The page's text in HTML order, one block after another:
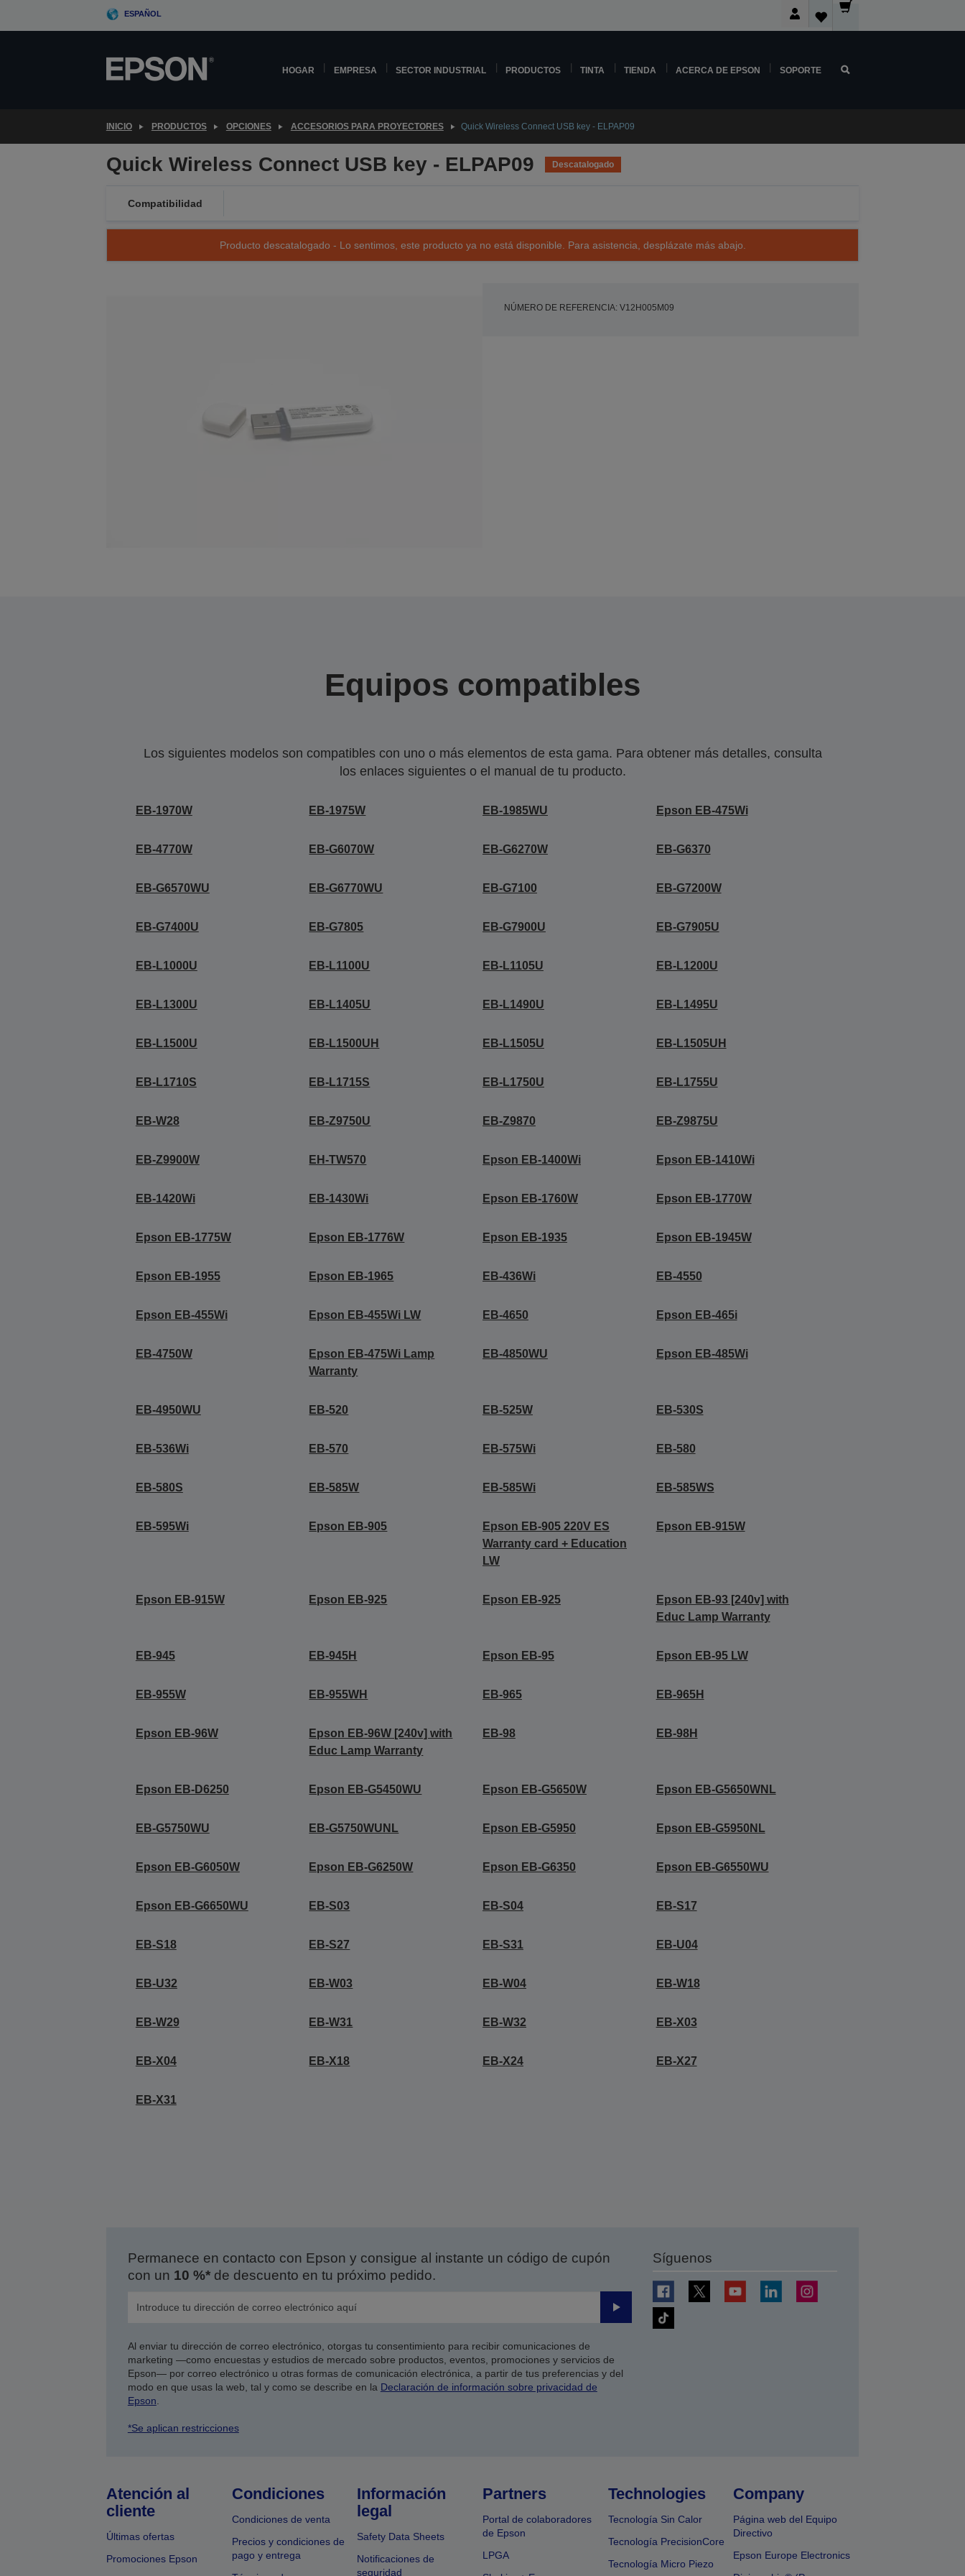
ESPAÑOL
HOGAR EMPRESA SECTOR INDUSTRIAL PRODUCTOS TINTA TIENDA ACERCA DE EPSON SOPORTE
INICIO PRODUCTOS OPCIONES ACCESORIOS PARA PROYECTORES Quick Wireless Connect USB key - ELPAP09
Quick Wireless Connect USB key - ELPAP09 Descatalogado
Compatibilidad
Producto descatalogado - Lo sentimos, este producto ya no está disponible. Para asistencia, desplázate más abajo.
NÚMERO DE REFERENCIA: V12H005M09
Equipos compatibles
Los siguientes modelos son compatibles con uno o más elementos de esta gama. Para obtener más detalles, consulta
los enlaces siguientes o el manual de tu producto.
EB-1970W EB-1975W EB-1985WU Epson EB-475Wi
EB-4770W EB-G6070W EB-G6270W EB-G6370
EB-G6570WU EB-G6770WU EB-G7100 EB-G7200W
EB-G7400U EB-G7805 EB-G7900U EB-G7905U
EB-L1000U EB-L1100U EB-L1105U EB-L1200U
EB-L1300U EB-L1405U EB-L1490U EB-L1495U
EB-L1500U EB-L1500UH EB-L1505U EB-L1505UH
EB-L1710S EB-L1715S EB-L1750U EB-L1755U
EB-W28 EB-Z9750U EB-Z9870 EB-Z9875U
EB-Z9900W EH-TW570 Epson EB-1400Wi Epson EB-1410Wi
EB-1420Wi EB-1430Wi Epson EB-1760W Epson EB-1770W
Epson EB-1775W Epson EB-1776W Epson EB-1935 Epson EB-1945W
Epson EB-1955 Epson EB-1965 EB-436Wi EB-4550
Epson EB-455Wi Epson EB-455Wi LW EB-4650 Epson EB-465i
EB-4750W
Epson EB-475Wi Lamp
Warranty
EB-4850WU Epson EB-485Wi
EB-4950WU EB-520 EB-525W EB-530S
EB-536Wi EB-570 EB-575Wi EB-580
EB-580S EB-585W EB-585Wi EB-585WS
EB-595Wi Epson EB-905
Epson EB-905 220V ES
Warranty card + Education
LW
Epson EB-915W
Epson EB-915W Epson EB-925 Epson EB-925
Epson EB-93 [240v] with
Educ Lamp Warranty
EB-945 EB-945H Epson EB-95 Epson EB-95 LW
EB-955W EB-955WH EB-965 EB-965H
Epson EB-96W
Epson EB-96W [240v] with
Educ Lamp Warranty
EB-98 EB-98H
Epson EB-D6250 Epson EB-G5450WU Epson EB-G5650W Epson EB-G5650WNL
EB-G5750WU EB-G5750WUNL Epson EB-G5950 Epson EB-G5950NL
Epson EB-G6050W Epson EB-G6250W Epson EB-G6350 Epson EB-G6550WU
Epson EB-G6650WU EB-S03 EB-S04 EB-S17
EB-S18 EB-S27 EB-S31 EB-U04
EB-U32 EB-W03 EB-W04 EB-W18
EB-W29 EB-W31 EB-W32 EB-X03
EB-X04 EB-X18 EB-X24 EB-X27
EB-X31
Permanece en contacto con Epson y consigue al instante un código de cupón
con un 10 %*de descuento en tu próximo pedido.
Enviar
Al enviar tu dirección de correo electrónico, otorgas tu consentimiento para recibir comunicaciones de
marketing —como encuestas y estudios de mercado sobre productos, eventos, promociones y servicios de
Epson— por correo electrónico u otras formas de comunicación electrónica, a partir de tus preferencias y del
modo en que usas la web, tal y como se describe en la Declaración de información sobre privacidad de
Epson
*Se aplican restricciones
Síguenos
Atención al
cliente
Últimas ofertas
Promociones Epson
Condiciones
Condiciones de venta
Precios y condiciones de
pago y entrega
Información
legal
Safety Data Sheets
Notificaciones de
seguridad
Partners
Portal de colaboradores
de Epson
LPGA
Technologies
Tecnología Sin Calor
Tecnología PrecisionCore
Tecnología Micro Piezo
Company
Página web del Equipo
Directivo
Epson Europe Electronics